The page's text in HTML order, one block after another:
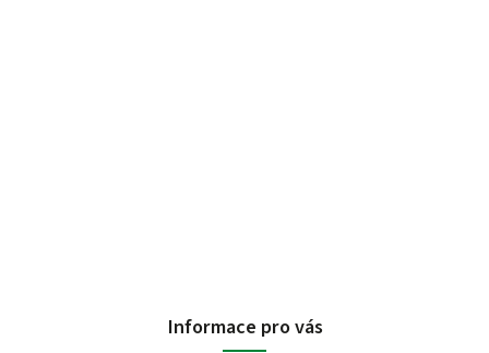
Informace pro vás